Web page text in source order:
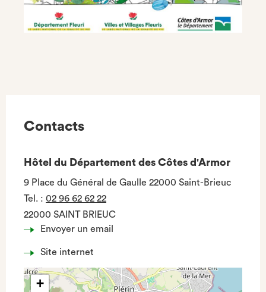
Contacts
Hôtel du Département des Côtes d'Armor
9 Place du Général de Gaulle 22000 Saint-Brieuc
Tel. : 02 96 62 62 22
22000 SAINT BRIEUC
Envoyer un email
Site internet
+